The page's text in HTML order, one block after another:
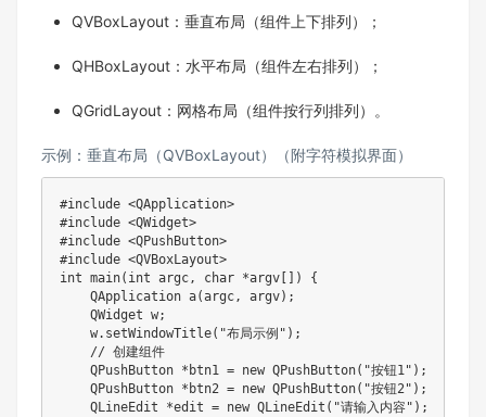
QVBoxLayout：垂直布局（组件上下排列）；​
QHBoxLayout：水平布局（组件左右排列）；​
QGridLayout：网格布局（组件按行列排列）。
示例：垂直布局（QVBoxLayout）（附字符模拟界面）
#include <QApplication>
#include <QWidget>
#include <QPushButton>
#include <QVBoxLayout>
int main(int argc, char *argv[]) {
    QApplication a(argc, argv);
    QWidget w;
    w.setWindowTitle("布局示例");
    // 创建组件
    QPushButton *btn1 = new QPushButton("按钮1");
    QPushButton *btn2 = new QPushButton("按钮2");
    QLineEdit *edit = new QLineEdit("请输入内容");